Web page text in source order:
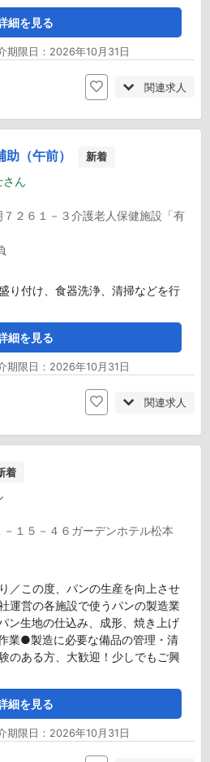
細を見る
限日：2026年10月31日
関連求人
助（午前） 新着
さん
２６１－３介護老人保健施設「有
り付け、食器洗浄、清掃などを行
細を見る
限日：2026年10月31日
関連求人
着
１５－４６ガーデンホテル松本
／この度、パンの生産を向上させ
運営の各施設で使うパンの製造業
ン生地の仕込み、成形、焼き上げ
業●製造に必要な備品の管理・清
のある方、大歓迎！少しでもご興
細を見る
限日：2026年10月31日